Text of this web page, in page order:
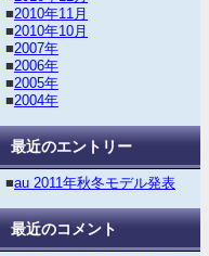
■2010年11月
■2010年10月
■2007年
■2006年
■2005年
■2004年
最近のエントリー
■au 2011年秋冬モデル発表
最近のコメント